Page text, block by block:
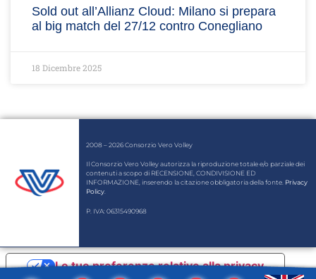
Sold out all’Allianz Cloud: Milano si prepara
al big match del 27/12 contro Conegliano
18 Dicembre 2025
2008 – 2026 Consorzio Vero Volley
Il Consorzio Vero Volley autorizza la riproduzione totale e/o parziale dei
contenuti a scopo di RECENSIONE, CONDIVISIONE ED
INFORMAZIONE, inserendo la citazione obbligatoria della fonte. Privacy
Policy.
P. IVA: 06315490968
Le tue preferenze relative alla privacy